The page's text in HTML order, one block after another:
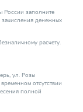
России заполните
денежных
расчету.
ул. Розы
отсутствии
полной